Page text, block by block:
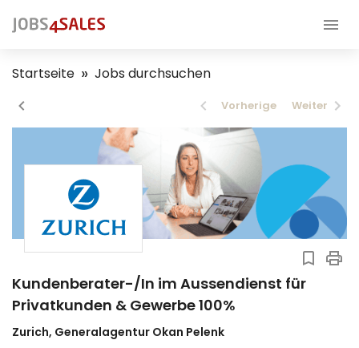
Startseite Jobs durchsuchen
Vorherige Weiter
Kundenberater-/In im Aussendienst für
Privatkunden & Gewerbe 100%
Zurich, Generalagentur Okan Pelenk